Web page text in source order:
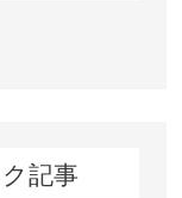
記事